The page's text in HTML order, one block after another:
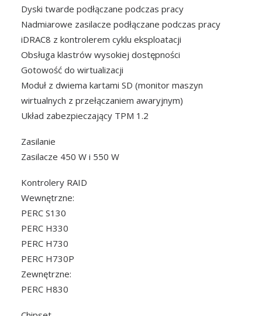
Dyski twarde podłączane podczas pracy
Nadmiarowe zasilacze podłączane podczas pracy
iDRAC8 z kontrolerem cyklu eksploatacji
Obsługa klastrów wysokiej dostępności
Gotowość do wirtualizacji
Moduł z dwiema kartami SD (monitor maszyn
wirtualnych z przełączaniem awaryjnym)
Układ zabezpieczający TPM 1.2
Zasilanie
Zasilacze 450 W i 550 W
Kontrolery RAID
Wewnętrzne:
PERC S130
PERC H330
PERC H730
PERC H730P
Zewnętrzne:
PERC H830